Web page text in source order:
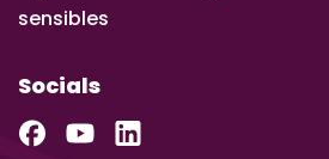
sensibles
Socials